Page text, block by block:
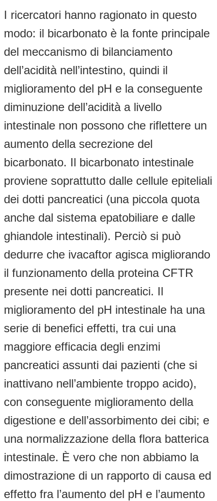
I ricercatori hanno ragionato in questo
modo: il bicarbonato è la fonte principale
del meccanismo di bilanciamento
dell’acidità nell’intestino, quindi il
miglioramento del pH e la conseguente
diminuzione dell’acidità a livello
intestinale non possono che riflettere un
aumento della secrezione del
bicarbonato. Il bicarbonato intestinale
proviene soprattutto dalle cellule epiteliali
dei dotti pancreatici (una piccola quota
anche dal sistema epatobiliare e dalle
ghiandole intestinali). Perciò si può
dedurre che ivacaftor agisca migliorando
il funzionamento della proteina CFTR
presente nei dotti pancreatici. Il
miglioramento del pH intestinale ha una
serie di benefici effetti, tra cui una
maggiore efficacia degli enzimi
pancreatici assunti dai pazienti (che si
inattivano nell’ambiente troppo acido),
con conseguente miglioramento della
digestione e dell’assorbimento dei cibi; e
una normalizzazione della flora batterica
intestinale. È vero che non abbiamo la
dimostrazione di un rapporto di causa ed
effetto fra l’aumento del pH e l’aumento